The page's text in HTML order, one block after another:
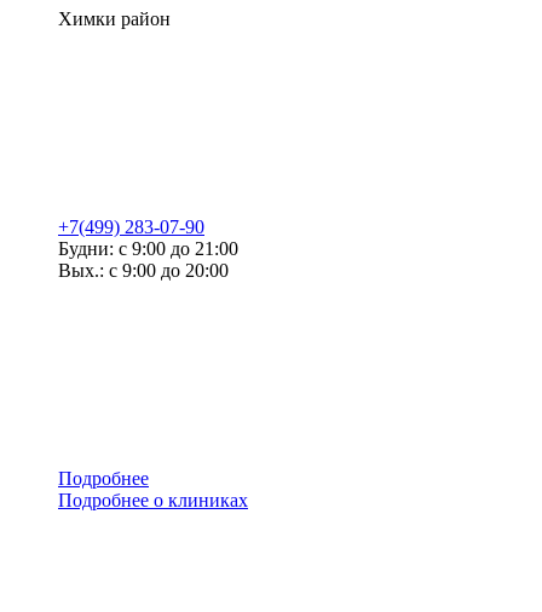
Химки район
+7(499) 283-07-90
Будни: с 9:00 до 21:00
Вых.: с 9:00 до 20:00
Подробнее
Подробнее о клиниках